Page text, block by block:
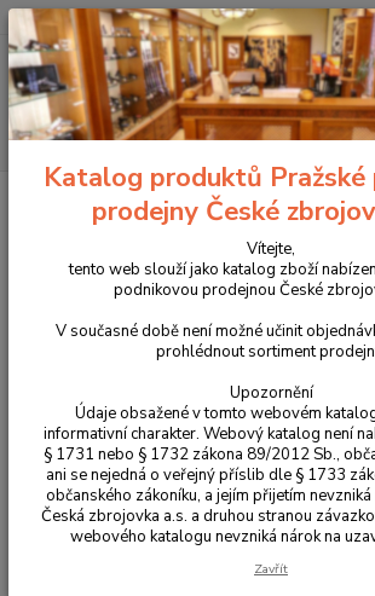
+420 225 375 800
Montáže, weaver lišty
Kroužky pro weaver
Hunting
Katalog produktů Pražské
prodejny České
Vítejte,
tento web slouží jako katalog zboží
podnikovou prodejnou České
V současné době není možné učinit
prohlédnout sortiment
Upozornění
Údaje obsažené v tomto webovém
informativní charakter. Webový katalog není
§ 1731 nebo § 1732 zákona 89/2012 Sb.,
ani se nejedná o veřejný příslib dle § 1733
občanského zákoníku, a jejím přijetím
Česká zbrojovka a.s. a druhou stranou
webového katalogu nevzniká nárok na
Zavřít